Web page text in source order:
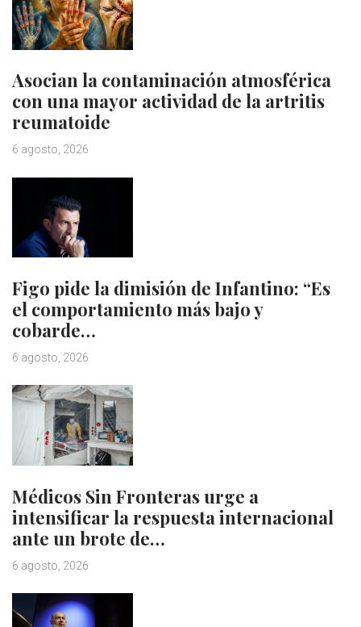
Asocian la contaminación atmosférica
con una mayor actividad de la artritis
reumatoide
6 agosto, 2026
Figo pide la dimisión de Infantino: “Es
el comportamiento más bajo y
cobarde…
6 agosto, 2026
Médicos Sin Fronteras urge a
intensificar la respuesta internacional
ante un brote de…
6 agosto, 2026